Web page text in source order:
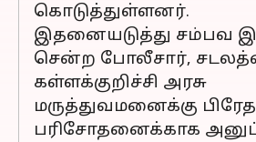
கொடுத்துள்ளனர்.
இதனையடுத்து சம்பவ
சென்ற போலீசார்,
கள்ளக்குறிச்சி அரசு
மருத்துவமனைக்கு பிரேத
பரிசோதனைக்காக